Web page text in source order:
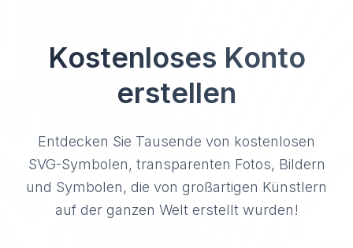
Kostenloses Konto
erstellen
Entdecken Sie Tausende von kostenlosen
SVG-Symbolen, transparenten Fotos, Bildern
und Symbolen, die von großartigen Künstlern
auf der ganzen Welt erstellt wurden!